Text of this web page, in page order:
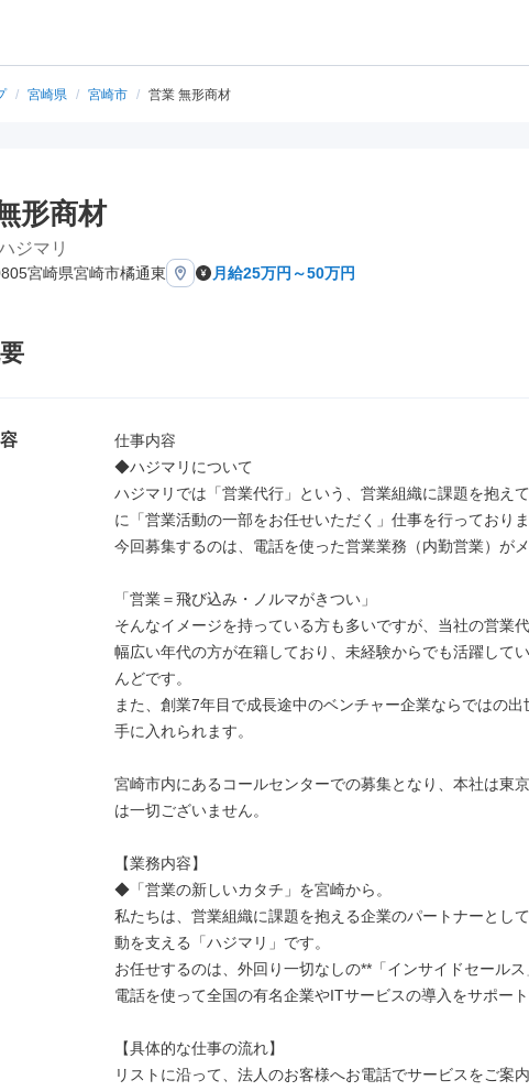
/ 宮崎県 / 宮崎市 / 営業 無形商材
形商材
ジマリ
宮崎県宮崎市橘通東 月給25万円～50万円
仕事内容
◆ハジマリについて
ハジマリでは「営業代行」という、営業組織に課題を抱え
に「営業活動の一部をお任せいただく」仕事を行っておりま
今回募集するのは、電話を使った営業業務（内勤営業）がメ
「営業＝飛び込み・ノルマがきつい」
そんなイメージを持っている方も多いですが、当社の営業代
幅広い年代の方が在籍しており、未経験からでも活躍して
んどです。
また、創業7年目で成長途中のベンチャー企業ならではの
手に入れられます。
宮崎市内にあるコールセンターでの募集となり、本社は東
は一切ございません。
【業務内容】
◆「営業の新しいカタチ」を宮崎から。
私たちは、営業組織に課題を抱える企業のパートナーとし
動を支える「ハジマリ」です。
お任せするのは、外回り一切なしの**「インサイドセールス
電話を使って全国の有名企業やITサービスの導入をサポート
【具体的な仕事の流れ】
リストに沿って、法人のお客様へお電話でサービスをご案内